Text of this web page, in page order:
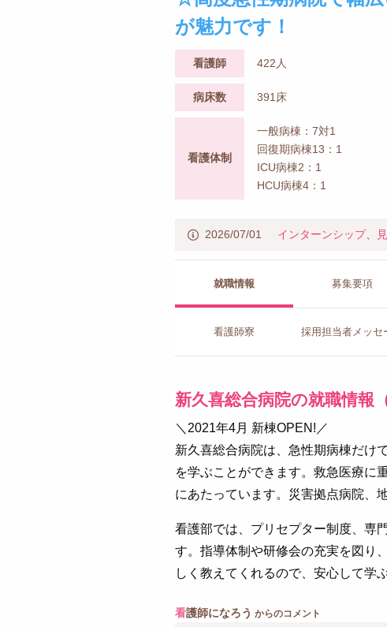
が魅力です！
看護師 422人
病床数 391床
看護体制
一般病棟：7対1
回復期病棟13：1
ICU病棟2：1
HCU病棟4：1
2026/07/01 インターンシップ、
就職情報 募集要項
看護師寮 採用担当者メッセ
新久喜総合病院の就職情報
＼2021年4月 新棟OPEN!／
新久喜総合病院は、急性期病棟だけ
を学ぶことができます。救急医療に
にあたっています。災害拠点病院、
看護部では、プリセプター制度、専
す。指導体制や研修会の充実を図り
しく教えてくれるので、安心して学
看護師になろう からのコメント